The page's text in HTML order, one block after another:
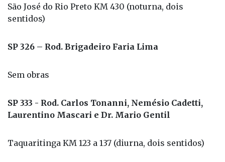
São José do Rio Preto KM 430 (noturna, dois
sentidos)
SP 326 – Rod. Brigadeiro Faria Lima
Sem obras
SP 333 - Rod. Carlos Tonanni, Nemésio Cadetti,
Laurentino Mascari e Dr. Mario Gentil
Taquaritinga KM 123 a 137 (diurna, dois sentidos)